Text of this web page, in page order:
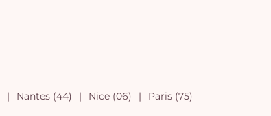
Nantes (44) Nice (06)
Paris (75)